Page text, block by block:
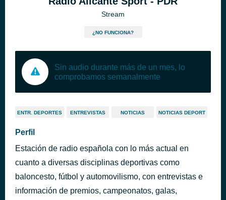
Stream
¿NO FUNCIONA?
Sin audio durante más de un mes, lo
comprobamos semanalmente
ENTR. DEPORTES ENTREVISTAS NOTICIAS NOTICIAS DEPORT
Perfil
Estación de radio española con lo más actual en
cuanto a diversas disciplinas deportivas como
baloncesto, fútbol y automovilismo, con entrevistas e
información de premios, campeonatos, galas,